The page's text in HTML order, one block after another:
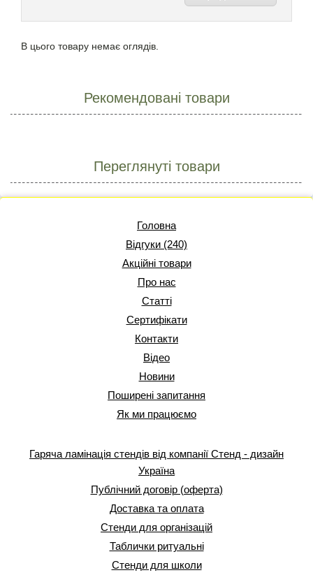
В цього товару немає оглядів.
Рекомендовані товари
Переглянуті товари
Головна
Відгуки (240)
Акційні товари
Про нас
Статті
Сертифікати
Контакти
Відео
Новини
Поширені запитання
Як ми працюємо
Гаряча ламінація стендів від компанії Стенд - дизайн
Україна
Публічний договір (оферта)
Доставка та оплата
Стенди для організацій
Таблички ритуальні
Стенди для школи